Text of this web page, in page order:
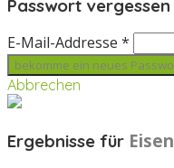
Passwort vergessen
E-Mail-Addresse *
Abbrechen
Ergebnisse für Eisen